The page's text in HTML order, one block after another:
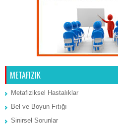
METAFIZIK
Metafiziksel Hastalıklar
Bel ve Boyun Fıtığı
Sinirsel Sorunlar